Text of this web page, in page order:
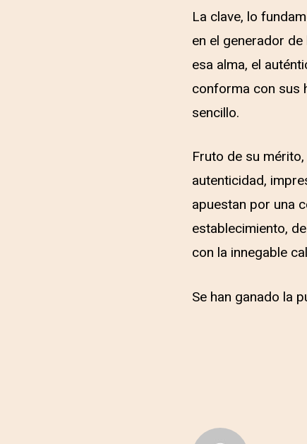
La clave, lo
en el generador
esa alma, el
conforma con sus
sencillo.
Fruto de su mérito,
autenticidad,
apuestan por una
establecimiento,
con la innegable
Se han ganado la